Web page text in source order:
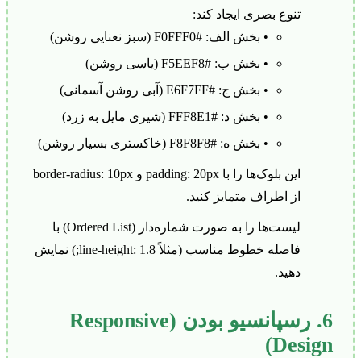
تنوع بصری ایجاد کند:
• بخش الف: #F0FFF0 (سبز نعنایی روشن)
• بخش ب: #F5EEF8 (یاسی روشن)
• بخش ج: #E6F7FF (آبی روشن آسمانی)
• بخش د: #FFF8E1 (شیری مایل به زرد)
• بخش ه: #F8F8F8 (خاکستری بسیار روشن)
این بلوک‌ها را با padding: 20px و border-radius: 10px
از اطراف متمایز کنید.
لیست‌ها را به صورت شماره‌دار (Ordered List) با
فاصله خطوط مناسب (مثلاً line-height: 1.8;) نمایش
دهید.
6. رسپانسیو بودن (Responsive
Design)